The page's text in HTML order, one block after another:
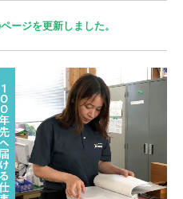
ージを更新しました。